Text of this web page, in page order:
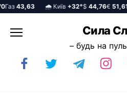
43,63 🌧️ Київ+32°$44,76€51,61А-
до
Сила
– будь на